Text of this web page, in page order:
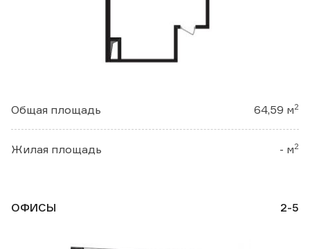
Общая площадь 64,59 м2
Жилая площадь - м2
ОФИСЫ 2-5